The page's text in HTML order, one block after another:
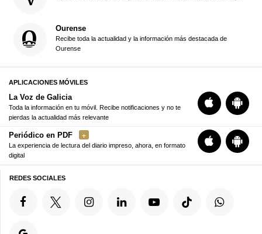
Ourense
Recibe toda la actualidad y la información más destacada de
Ourense
APLICACIONES MÓVILES
La Voz de Galicia
Toda la información en tu móvil. Recibe notificaciones y no te
pierdas la actualidad más relevante
Periódico en PDF
La experiencia de lectura del diario impreso, ahora, en formato
digital
REDES SOCIALES